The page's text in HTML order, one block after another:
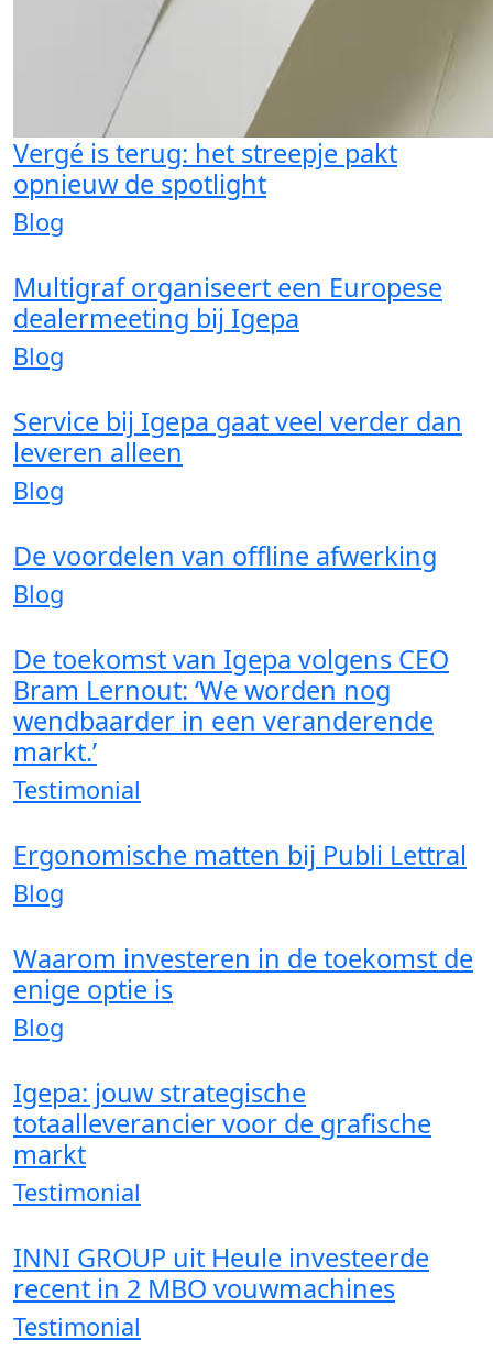
Vergé is terug: het streepje pakt
opnieuw de spotlight
Blog
Multigraf organiseert een Europese
dealermeeting bij Igepa
Blog
Service bij Igepa gaat veel verder dan
leveren alleen
Blog
De voordelen van offline afwerking
Blog
De toekomst van Igepa volgens CEO
Bram Lernout: ‘We worden nog
wendbaarder in een veranderende
markt.’
Testimonial
Ergonomische matten bij Publi Lettral
Blog
Waarom investeren in de toekomst de
enige optie is
Blog
Igepa: jouw strategische
totaalleverancier voor de grafische
markt
Testimonial
INNI GROUP uit Heule investeerde
recent in 2 MBO vouwmachines
Testimonial